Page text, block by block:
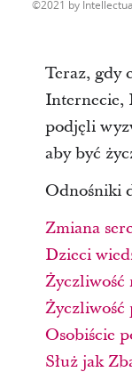
2021 by
Teraz, gdy
Internecie,
podjęli
aby być
Odnośniki
Zmiana
Dzieci
Życzliwość
Życzliwość
Osobiście
Służ jak